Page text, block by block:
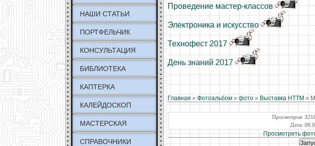
НАШИ СТАТЬИ
ПОРТФЕЛЬЧИК
КОНСУЛЬТАЦИЯ
БИБЛИОТЕКА
КАПТЕРКА
КАЛЕЙДОСКОП
МАСТЕРСКАЯ
СПРАВОЧНИКИ
Проведение мастер-классов
Электроника и искусство
Технофест 2017
День знаний 2017
Главная » Фотоальбом » фото » Выставка НТТМ »
Просмотров:
Дата:
Просмотреть